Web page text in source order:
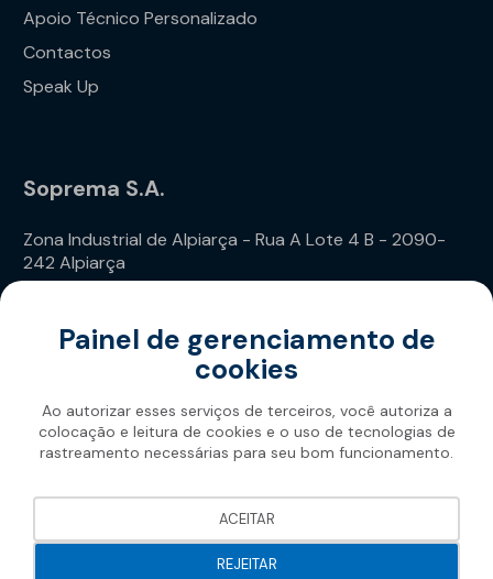
Apoio Técnico Personalizado
Contactos
Speak Up
Soprema S.A.
Zona Industrial de Alpiarça - Rua A Lote 4 B - 2090-
242 Alpiarça
Soprema 2026
Painel de gerenciamento de
cookies
Ao autorizar esses serviços de terceiros, você autoriza a
colocação e leitura de cookies e o uso de tecnologias de
rastreamento necessárias para seu bom funcionamento.
REJEITAR
ACEITAR